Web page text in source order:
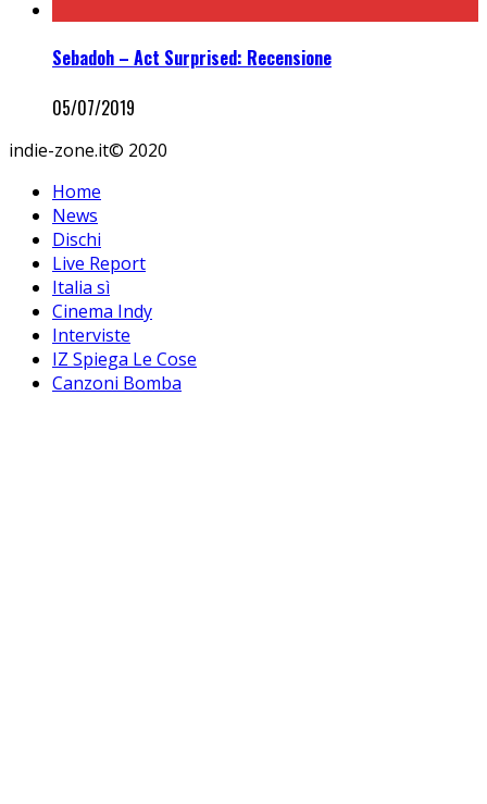
Sebadoh – Act Surprised: Recensione
05/07/2019
indie-zone.it© 2020
Home
News
Dischi
Live Report
Italia sì
Cinema Indy
Interviste
IZ Spiega Le Cose
Canzoni Bomba